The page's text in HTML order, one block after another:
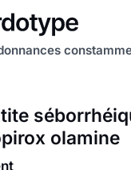
olamine